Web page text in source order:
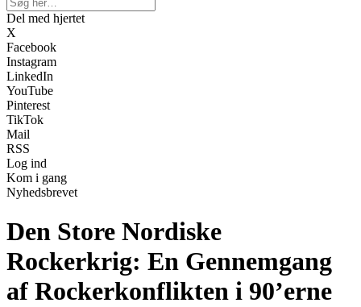
Del med hjertet
X
Facebook
Instagram
LinkedIn
YouTube
Pinterest
TikTok
Mail
RSS
Log ind
Kom i gang
Nyhedsbrevet
Den Store Nordiske
Rockerkrig: En Gennemgang
af Rockerkonflikten i 90’erne